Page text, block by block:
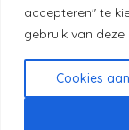
accepteren" te
gebruik van deze
Cookies